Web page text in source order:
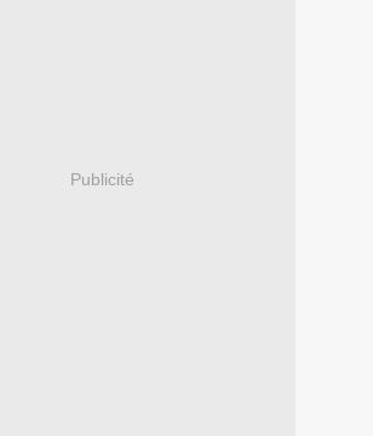
Publicité